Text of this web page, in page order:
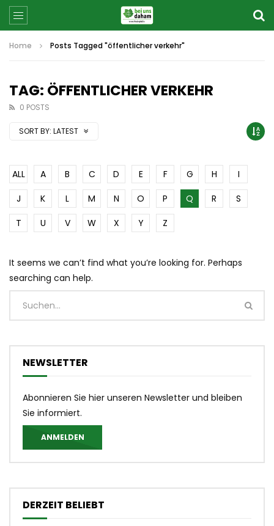
Home Posts Tagged "öffentlicher verkehr"
TAG: ÖFFENTLICHER VERKEHR
0 POSTS
SORT BY: LATEST
ALL A B C D E F G H
I
J
K L M N O P Q R
S
T
U V W X Y Z
It seems we can’t find what you’re looking for. Perhaps
searching can help.
NEWSLETTER
Abonnieren Sie hier unseren Newsletter und bleiben
Sie informiert.
ANMELDEN
DERZEIT BELIEBT